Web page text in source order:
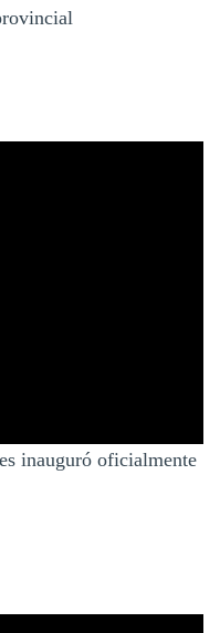
inauguró oficialmente